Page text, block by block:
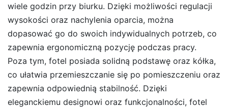
wiele godzin przy biurku. Dzięki możliwości regulacji
wysokości oraz nachylenia oparcia, można
dopasować go do swoich indywidualnych potrzeb, co
zapewnia ergonomiczną pozycję podczas pracy.
Poza tym, fotel posiada solidną podstawę oraz kółka,
co ułatwia przemieszczanie się po pomieszczeniu oraz
zapewnia odpowiednią stabilność. Dzięki
eleganckiemu designowi oraz funkcjonalności, fotel